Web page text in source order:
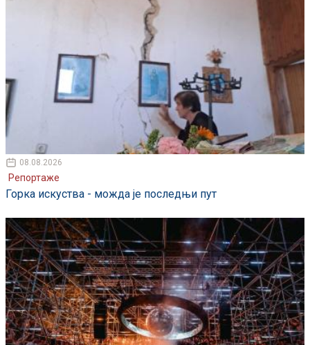
08.08.2026
Репортаже
Горка искуства - можда је последњи пут